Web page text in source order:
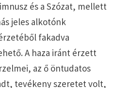
és a Szózat, mellett
jeles alkotónk
fakadva
A haza iránt érzett
az ő öntudatos
tevékeny szeretet volt,